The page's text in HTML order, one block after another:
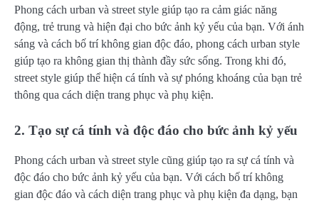
Phong cách urban và street style giúp tạo ra cảm giác năng
động, trẻ trung và hiện đại cho bức ảnh kỷ yếu của bạn. Với ánh
sáng và cách bố trí không gian độc đáo, phong cách urban style
giúp tạo ra không gian thị thành đầy sức sống. Trong khi đó,
street style giúp thể hiện cá tính và sự phóng khoáng của bạn trẻ
thông qua cách diện trang phục và phụ kiện.
2. Tạo sự cá tính và độc đáo cho bức ảnh kỷ yếu
Phong cách urban và street style cũng giúp tạo ra sự cá tính và
độc đáo cho bức ảnh kỷ yếu của bạn. Với cách bố trí không
gian độc đáo và cách diện trang phục và phụ kiện đa dạng, bạn